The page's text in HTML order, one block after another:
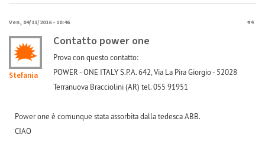
Ven, 04/11/2016 - 10:46 #4
Stefania
Contatto power one
Prova con questo contatto:
POWER - ONE ITALY S.P.A. 642, Via La Pira Giorgio - 52028
Terranuova Bracciolini (AR) tel. 055 91951
Power one è comunque stata assorbita dalla tedesca ABB.
CIAO